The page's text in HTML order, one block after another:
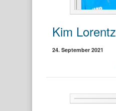
Kim Lorentz
24. September 2021